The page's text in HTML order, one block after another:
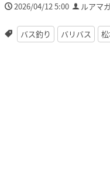
2026/04/12 5:00 ルアマ
バス釣り バリバス